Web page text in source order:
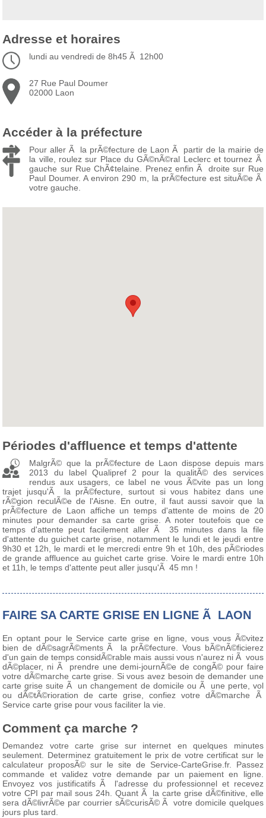
Adresse et horaires
lundi au vendredi de 8h45 Ã 12h00
27 Rue Paul Doumer
02000 Laon
Accéder à la préfecture
Pour aller Ã la prÃ©fecture de Laon Ã partir de la mairie de
la ville, roulez sur Place du GÃ©nÃ©ral Leclerc et tournez Ã
gauche sur Rue ChÃ¢telaine. Prenez enfin Ã droite sur Rue
Paul Doumer. A environ 290 m, la prÃ©fecture est situÃ©e Ã
votre gauche.
Périodes d'affluence et temps d'attente
MalgrÃ© que la prÃ©fecture de Laon dispose depuis mars
2013 du label Qualipref 2 pour la qualitÃ© des services
rendus aux usagers, ce label ne vous Ã©vite pas un long
trajet jusqu'Ã la prÃ©fecture, surtout si vous habitez dans une
rÃ©gion reculÃ©e de l'Aisne. En outre, il faut aussi savoir que la
prÃ©fecture de Laon affiche un temps d'attente de moins de 20
minutes pour demander sa carte grise. A noter toutefois que ce
temps d'attente peut facilement aller Ã 35 minutes dans la file
d'attente du guichet carte grise, notamment le lundi et le jeudi entre
9h30 et 12h, le mardi et le mercredi entre 9h et 10h, des pÃ©riodes
de grande affluence au guichet carte grise. Voire le mardi entre 10h
et 11h, le temps d'attente peut aller jusqu'Ã 45 mn !
FAIRE SA CARTE GRISE EN LIGNE Ã LAON
En optant pour le Service carte grise en ligne, vous vous Ã©vitez
bien de dÃ©sagrÃ©ments Ã la prÃ©fecture. Vous bÃ©nÃ©ficierez
d'un gain de temps considÃ©rable mais aussi vous n'aurez ni Ã vous
dÃ©placer, ni Ã prendre une demi-journÃ©e de congÃ© pour faire
votre dÃ©marche carte grise. Si vous avez besoin de demander une
carte grise suite Ã un changement de domicile ou Ã une perte, vol
ou dÃ©tÃ©rioration de carte grise, confiez votre dÃ©marche Ã
Service carte grise pour vous faciliter la vie.
Comment ça marche ?
Demandez votre carte grise sur internet en quelques minutes
seulement. Determinez gratuitement le prix de votre certificat sur le
calculateur proposÃ© sur le site de Service-CarteGrise.fr. Passez
commande et validez votre demande par un paiement en ligne.
Envoyez vos justificatifs Ã l'adresse du professionnel et recevez
votre CPI par mail sous 24h. Quant Ã la carte grise dÃ©finitive, elle
sera dÃ©livrÃ©e par courrier sÃ©curisÃ© Ã votre domicile quelques
jours plus tard.